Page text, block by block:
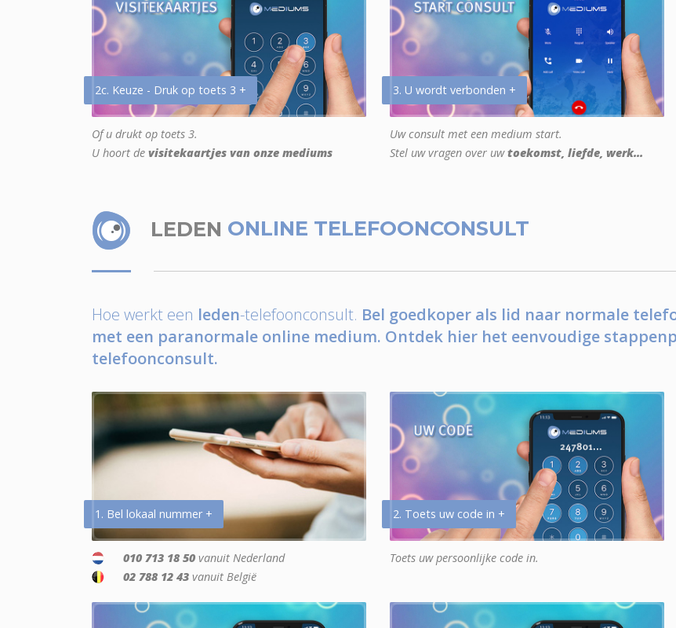
2c. Keuze - Druk op toets 3 +
Of u drukt op toets 3.
U hoort de visitekaartjes van onze mediums
3. U wordt verbonden +
Uw consult met een medium start.
Stel uw vragen over uwtoekomst, liefde, werk...
LEDEN ONLINE TELEFOONCONSULT
Hoe werkt een leden-telefoonconsult. Bel goedkoper als lid naar normale
met een paranormale online medium. Ontdek hier het eenvoudige
telefoonconsult.
1. Bel lokaal nummer +
010 713 18 50 vanuit Nederland
02 788 12 43 vanuit België
2. Toets uw code in +
Toets uw persoonlijke code in.